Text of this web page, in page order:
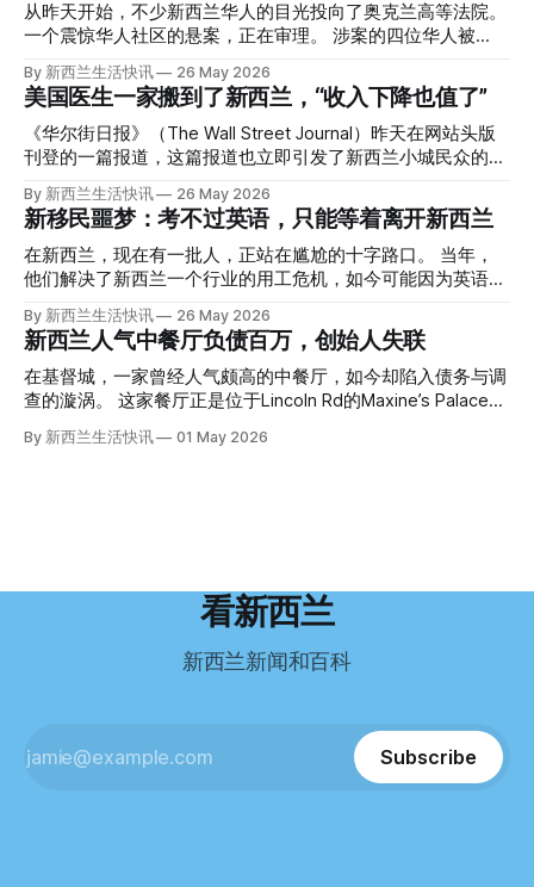
从昨天开始，不少新西兰华人的目光投向了奥克兰高等法院。
一个震惊华人社区的悬案，正在审理。 涉案的四位华人被
告，站在了法庭，被控与一位70岁中国女人的死有关。 事情
的复杂程度，远超人们的想象。 神秘的黑色塑料袋 先让我们
回到2024年3月12日。 新西兰一个名叫Paul Middleton的老
人，在奥克兰Gulf Harbour钓鱼时，发现了一个黑色塑料袋，
里面是一堆衣服。 再扒开衣服，他看到了一只手，一只人
腰部对折，黑色胶带缠着头、手腕和身体，整个人被绑成胎儿
状。 两个10公斤的米袋装满了石头，用胶带死死缠在尸体
上。 死者是亚洲面孔的老年女性，头部、脸、胳膊都有钝器
伤，当时身穿一件“娟燕牌”内衣和黑色长裤。 她是谁？没有人
Operation Parade的案子，开始调查。 米袋泄露秘密 破案的
关键，是两个米袋。这两个塑料米袋里装着用来压住尸体的花
园石头。 每个米袋上都有序列号。 警察一家家查，发现这批
米是在奥克兰北岸一家超市卖的。
By 新西兰生活快讯 26 May 2026
美国医生一家搬到了新西兰，“收入下降也值了”
《华尔街日报》（The Wall Street Journal）昨天在网站头版
刊登的一篇报道，这篇报道也立即引发了新西兰小城民众的兴
趣： “精疲力尽的美国医生，正在离开美国，前往新西兰一座
偏远小镇。” “精疲力尽的美国医生”搬家新西兰 四年前，在加
州拉霍亚（La Jolla）一家医院担任内科医生的Brandon
Williams医生达到了崩溃的边缘。 患者人数激增、医疗人员短
缺、医疗事故诉讼的威胁，以及对患者无力支付医疗费用的忧
（PTSD）。他的其中一位同事甚至因自杀身亡。 他并不想放
弃从医，但他不想再在美国行医了。 于是，他与38岁的妻子
Ellen Williams开始在欧洲寻找更好的选择。 就在那时，他收
到了一封来自新西兰医疗招聘人员的信。 “虽然跑到那个‘与世
义。”现年39岁的加州人Brandon说道。 2024年11月，这家人
By 新西兰生活快讯 26 May 2026
新移民噩梦：考不过英语，只能等着离开新西兰
在新西兰，现在有一批人，正站在尴尬的十字路口。 当年，
他们解决了新西兰一个行业的用工危机，如今可能因为英语考
试，不得不在几年内离开这个国家。 一位移民的无奈感叹：
“如果我们真能考到那个分数，就不会来开公交车了。” 因为英
语，他们一直无法上岸 来自菲律宾的Ryan De Guzman，就是
这批人中的一员。 2023年，当他看到新西兰招聘海外公交司
机的信息时，几乎没有犹豫就提交了申请。 “我听说这里气候
年3月抵达奥克兰。 当时心里盘算着：努力工作两年，申请居
所需的英语门槛。 De Guzman选择了另一项考试——
Pearson Test of English，最终成绩是45分，而申请要求是58
By 新西兰生活快讯 26 May 2026
新西兰人气中餐厅负债百万，创始人失联
在基督城，一家曾经人气颇高的中餐厅，如今却陷入债务与调
查的漩涡。 这家餐厅正是位于Lincoln Rd的Maxine’s Palace。
其背后的公司已进入清算程序，债务总额接近100万纽币，而
引人关注的是——清算人目前无法联系到创始人本人。 今年3
纽币，员工索赔金额仍在核算中。 整体债务规模，已经逼近
这导致公司财务记录尚未完全掌握，资产处置是否合理仍待核
在核查资产出售是否符合市
By 新西兰生活快讯 01 May 2026
看新西兰
新西兰新闻和百科
Subscribe